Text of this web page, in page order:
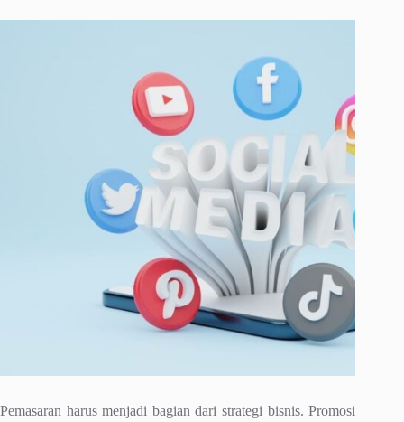
Pemasaran harus menjadi bagian dari strategi bisnis. Promosi